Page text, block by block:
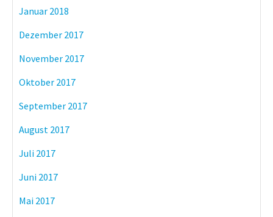
Januar 2018
Dezember 2017
November 2017
Oktober 2017
September 2017
August 2017
Juli 2017
Juni 2017
Mai 2017